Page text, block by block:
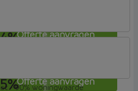
Offerte aanvragen
Offerte aanvragen
- 90% woningwaarde